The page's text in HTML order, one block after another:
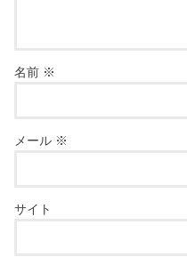
名前 ※
メール ※
サイト